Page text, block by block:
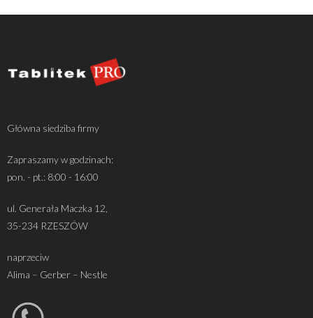
Główna siedziba firmy
Zapraszamy w godzinach:
pon. - pt.: 8:00 - 16:00
ul. Generała Maczka 12,
35-234 RZESZÓW
naprzeciw
Alima – Gerber – Nestle